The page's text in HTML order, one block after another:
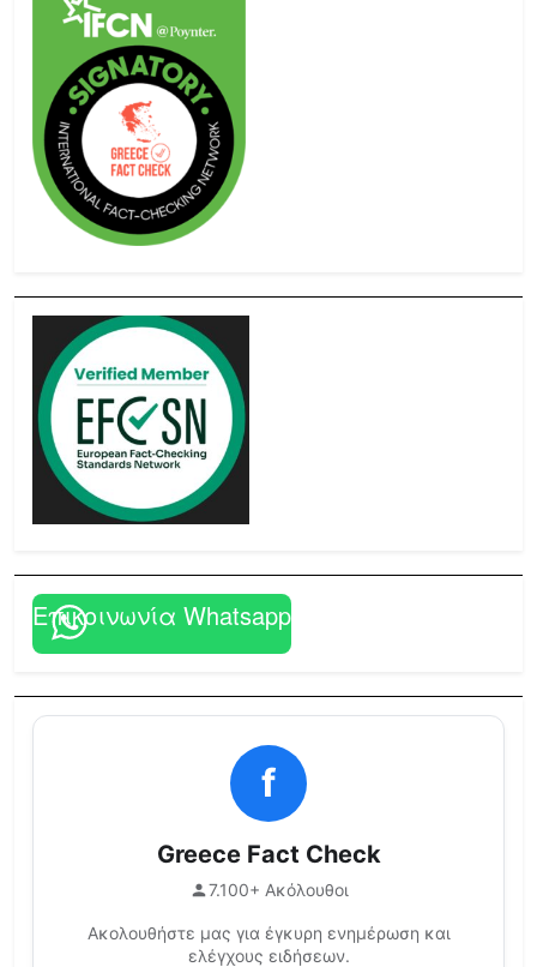
Επικοινωνία Whatsapp
f
Greece Fact Check
7.100+ Ακόλουθοι
Ακολουθήστε μας για έγκυρη ενημέρωση και
ελέγχους ειδήσεων.